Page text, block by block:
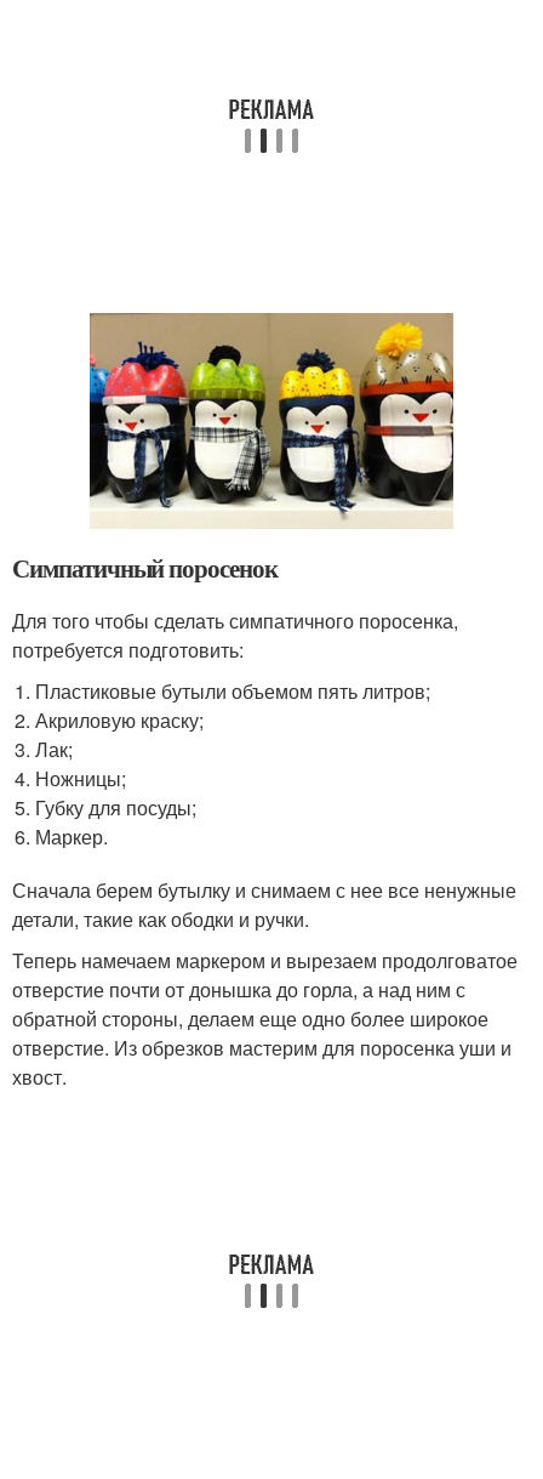
Симпатичный поросенок
Для того чтобы сделать симпатичного поросенка,
потребуется подготовить:
Пластиковые бутыли объемом пять литров;
Акриловую краску;
Лак;
Ножницы;
Губку для посуды;
Маркер.
Сначала берем бутылку и снимаем с нее все ненужные
детали, такие как ободки и ручки.
Теперь намечаем маркером и вырезаем продолговатое
отверстие почти от донышка до горла, а над ним с
обратной стороны, делаем еще одно более широкое
отверстие. Из обрезков мастерим для поросенка уши и
хвост.